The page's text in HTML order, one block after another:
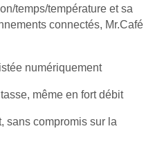
temps/température et sa
connectés, Mr.Café
numériquement
, même en fort débit
, sans compromis sur la